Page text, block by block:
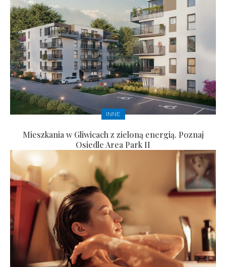
INNE
Mieszkania w Gliwicach z zieloną energią. Poznaj
Osiedle Area Park II